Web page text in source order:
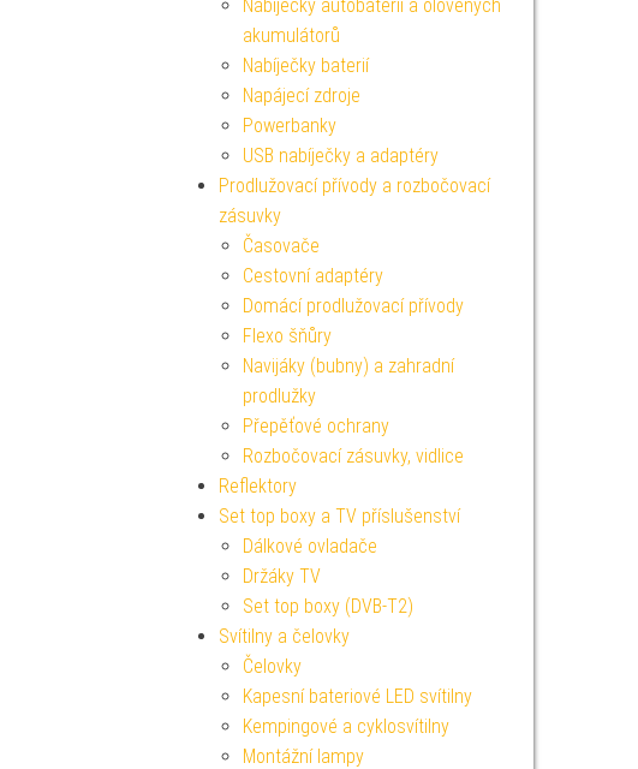
Nabíječky autobaterií a olověných
akumulátorů
Nabíječky baterií
Napájecí zdroje
Powerbanky
USB nabíječky a adaptéry
Prodlužovací přívody a rozbočovací
zásuvky
Časovače
Cestovní adaptéry
Domácí prodlužovací přívody
Flexo šňůry
Navijáky (bubny) a zahradní
prodlužky
Přepěťové ochrany
Rozbočovací zásuvky, vidlice
Reflektory
Set top boxy a TV příslušenství
Dálkové ovladače
Držáky TV
Set top boxy (DVB-T2)
Svítilny a čelovky
Čelovky
Kapesní bateriové LED svítilny
Kempingové a cyklosvítilny
Montážní lampy